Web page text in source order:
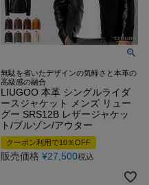
無駄を省いたデザインの気軽さと本革の
高級感の融合
LIUGOO 本革 シングルライダ
ースジャケット メンズ リュー
グー SRS12B レザージャケッ
ト/ブルゾン/アウター
クーポン利用で10％OFF
販売価格 ¥27,500税込